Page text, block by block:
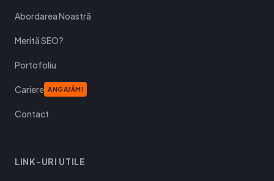
Abordarea Noastră
Merită SEO?
Portofoliu
Cariere ANGAJĂM!
Contact
LINK-URI UTILE